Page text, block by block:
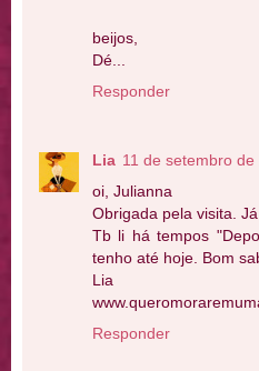
beijos,
Dé...
Responder
Lia 11 de setembro
oi, Julianna
Obrigada pela visita.
Tb li há tempos
tenho até hoje. Bom
Lia
Responder